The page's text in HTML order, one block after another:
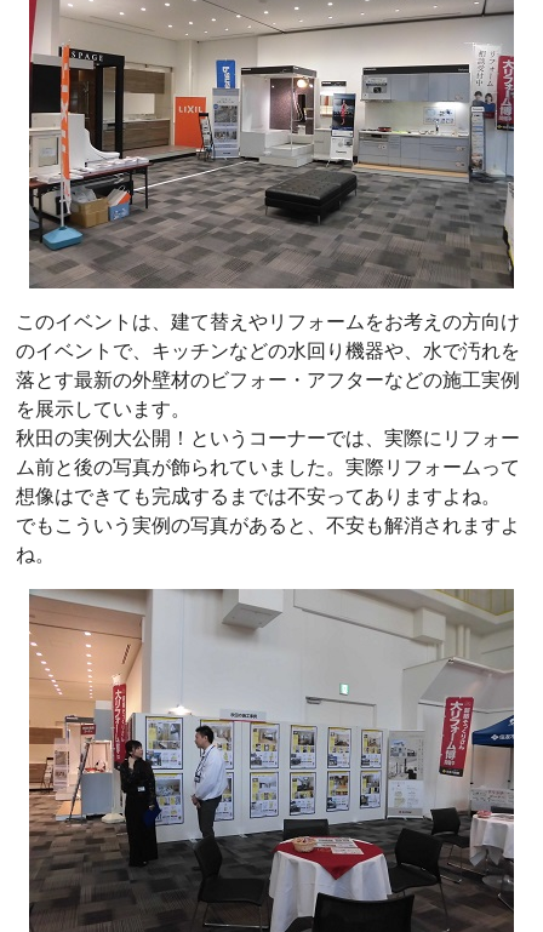
このイベントは、建て替えやリフォームをお考えの方向け
のイベントで、キッチンなどの水回り機器や、水で汚れを
落とす最新の外壁材のビフォー・アフターなどの施工実例
を展示しています。
秋田の実例大公開！というコーナーでは、実際にリフォー
ム前と後の写真が飾られていました。実際リフォームって
想像はできても完成するまでは不安ってありますよね。
でもこういう実例の写真があると、不安も解消されますよ
ね。